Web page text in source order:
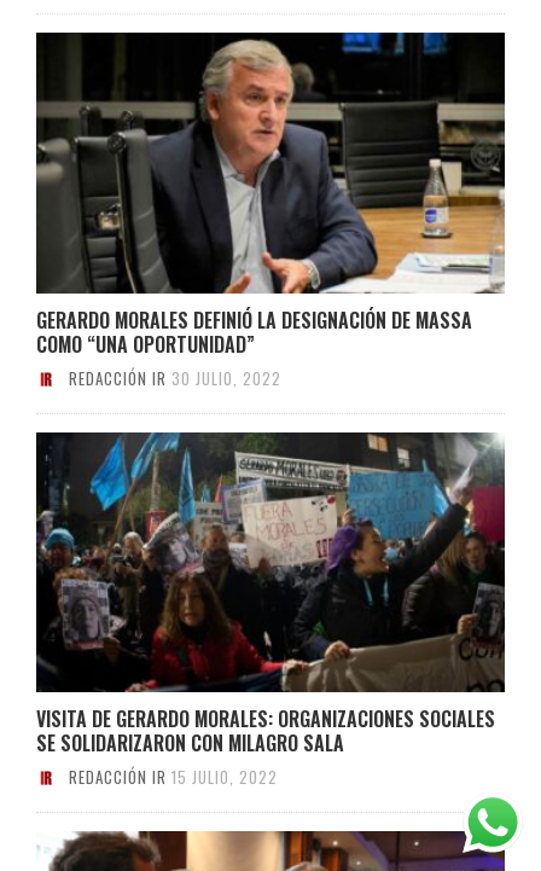
GERARDO MORALES DEFINIÓ LA DESIGNACIÓN DE MASSA
COMO “UNA OPORTUNIDAD”
REDACCIÓN IR 30 JULIO, 2022
VISITA DE GERARDO MORALES: ORGANIZACIONES SOCIALES
SE SOLIDARIZARON CON MILAGRO SALA
REDACCIÓN IR 15 JULIO, 2022